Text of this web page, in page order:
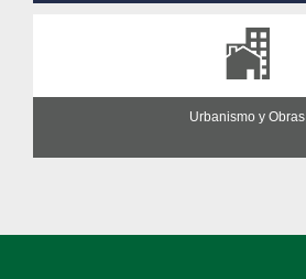
Urbanismo y Obras